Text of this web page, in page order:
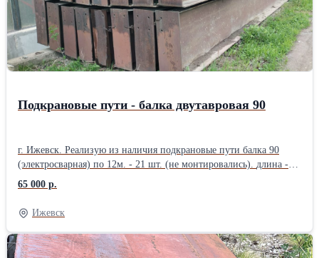
Подкрановые пути - балка двутавровая 90
г. Ижевск. Реализую из наличия подкрановые пути балка 90
(электросварная) по 12м. - 21 шт. (не монтировались). длина -
12000 мм. высота - 900 мм. верхняя полка 430*12000*15 мм.
нижняя полка 250*12000*10 мм. шейка 900*12000*10 мм.
соединительные пластины 350*930*14 мм. (2 шт.) Вес 1 шт.
(определен экспертным путем, по теоретическому весу
металлопроката) - 1800 кг\шт. Всего - 21 шт. Отгрузка по весам.
Цена 65000 р\тн. Организую доставку грузов попутным
65 000 р.
Ижевск